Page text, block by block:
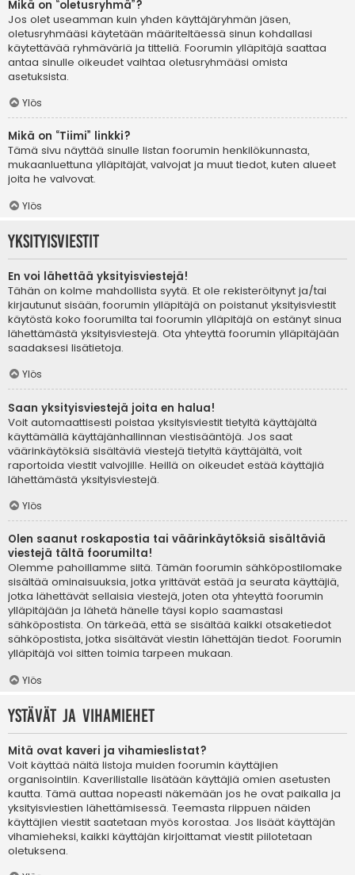
Mikä on “oletusryhmä”?
Jos olet useamman kuin yhden käyttäjäryhmän jäsen,
oletusryhmääsi käytetään määriteltäessä sinun kohdallasi
käytettävää ryhmäväriä ja titteliä. Foorumin ylläpitäjä saattaa
antaa sinulle oikeudet vaihtaa oletusryhmääsi omista
asetuksista.
Ylös
Mikä on “Tiimi” linkki?
Tämä sivu näyttää sinulle listan foorumin henkilökunnasta,
mukaanluettuna ylläpitäjät, valvojat ja muut tiedot, kuten alueet
joita he valvovat.
Ylös
Yksityisviestit
En voi lähettää yksityisviestejä!
Tähän on kolme mahdollista syytä. Et ole rekisteröitynyt ja/tai
kirjautunut sisään, foorumin ylläpitäjä on poistanut yksityisviestit
käytöstä koko foorumilta tai foorumin ylläpitäjä on estänyt sinua
lähettämästä yksityisviestejä. Ota yhteyttä foorumin ylläpitäjään
saadaksesi lisätietoja.
Ylös
Saan yksityisviestejä joita en halua!
Voit automaattisesti poistaa yksityisviestit tietyltä käyttäjältä
käyttämällä käyttäjänhallinnan viestisääntöjä. Jos saat
väärinkäytöksiä sisältäviä viestejä tietyltä käyttäjältä, voit
raportoida viestit valvojille. Heillä on oikeudet estää käyttäjiä
lähettämästä yksityisviestejä.
Ylös
Olen saanut roskapostia tai väärinkäytöksiä sisältäviä
viestejä tältä foorumilta!
Olemme pahoillamme siitä. Tämän foorumin sähköpostilomake
sisältää ominaisuuksia, jotka yrittävät estää ja seurata käyttäjiä,
jotka lähettävät sellaisia viestejä, joten ota yhteyttä foorumin
ylläpitäjään ja lähetä hänelle täysi kopio saamastasi
sähköpostista. On tärkeää, että se sisältää kaikki otsaketiedot
sähköpostista, jotka sisältävät viestin lähettäjän tiedot. Foorumin
ylläpitäjä voi sitten toimia tarpeen mukaan.
Ylös
Ystävät ja vihamiehet
Mitä ovat kaveri ja vihamieslistat?
Voit käyttää näitä listoja muiden foorumin käyttäjien
organisointiin. Kaverilistalle lisätään käyttäjiä omien asetusten
kautta. Tämä auttaa nopeasti näkemään jos he ovat paikalla ja
yksityisviestien lähettämisessä. Teemasta riippuen näiden
käyttäjien viestit saatetaan myös korostaa. Jos lisäät käyttäjän
vihamieheksi, kaikki käyttäjän kirjoittamat viestit piilotetaan
oletuksena.